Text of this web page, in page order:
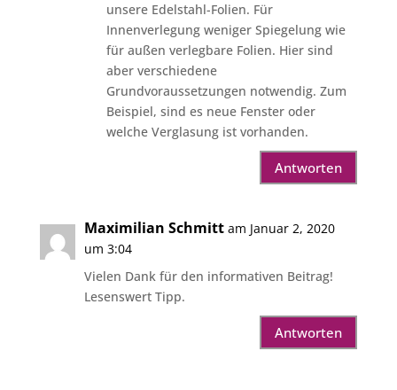
unsere Edelstahl-Folien. Für
Innenverlegung weniger Spiegelung wie
für außen verlegbare Folien. Hier sind
aber verschiedene
Grundvoraussetzungen notwendig. Zum
Beispiel, sind es neue Fenster oder
welche Verglasung ist vorhanden.
Antworten
Maximilian Schmitt am Januar 2, 2020
um 3:04
Vielen Dank für den informativen Beitrag!
Lesenswert Tipp.
Antworten